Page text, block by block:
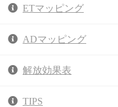
ETマッピング
ADマッピング
解放効果表
TIPS